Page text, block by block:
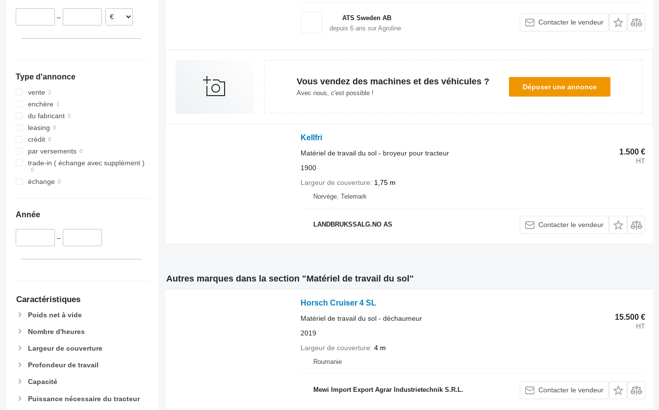
Smaragd
VariDiamant
Zirkon
–
Type d'annonce
vente
enchère
du fabricant
leasing
crédit
par versements
trade-in ( échange avec supplément )
échange
Année
–
Caractéristiques
Poids net à vide
Nombre d'heures
Largeur de couverture
Profondeur de travail
Capacité
Puissance nécessaire du tracteur
ATS Sweden AB
depuis 6ans sur Agroline
Contacter le vendeur
Vous vendez des machines et des véhicules ?
Avec nous, c'est possible !
Déposer une annonce
Kellfri
1.500 €
HT
Matériel de travail du sol - broyeur pour tracteur
1900
Largeur de couverture
1,75 m
Norvège, Telemark
LANDBRUKSSALG.NO AS Contacter le vendeur
Autres marques dans la section "Matériel de travail du sol"
Horsch Cruiser 4 SL
15.500 €
HT
Matériel de travail du sol - déchaumeur
2019
Largeur de couverture 4 m
Roumanie
Mewi Import Export Agrar Industrietechnik S.R.L. Contacter le vendeur